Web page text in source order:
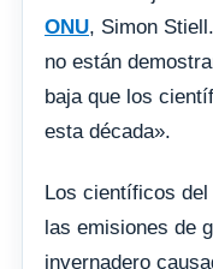
ONU, Simon
no están
baja que los
esta década».
Los científicos
las emisiones de
invernadero